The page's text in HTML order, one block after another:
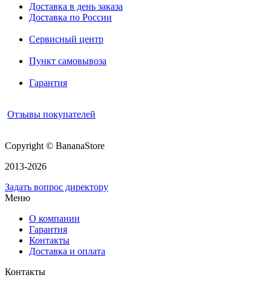
Доставка в день заказа
Доставка по России
Сервисный центр
Пункт самовывоза
Гарантия
Отзывы покупателей
Copyright © BananaStore
2013-2026
Задать вопрос директору
Меню
О компании
Гарантия
Контакты
Доставка и оплата
Контакты